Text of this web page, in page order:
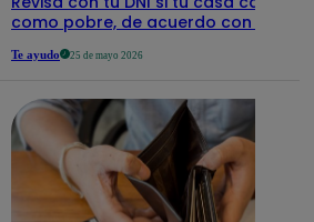
como pobre, de acuerdo con el Sisfoh
Te ayudo 25 de mayo 2026